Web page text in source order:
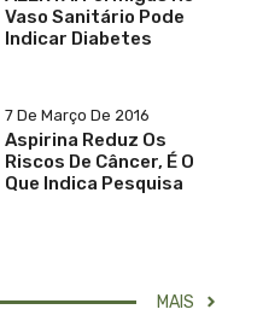
Vaso Sanitário Pode
Indicar Diabetes
7 De Março De 2016
Aspirina Reduz Os
Riscos De Câncer, É O
Que Indica Pesquisa
MAIS